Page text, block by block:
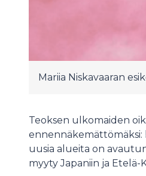
Mariia Niskavaaran
Teoksen ulkomaiden
ennennäkemättömäksi:
uusia alueita on
myyty Japaniin ja Etelä-